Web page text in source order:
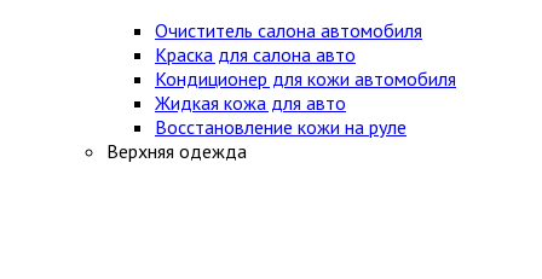
Очиститель салона автомобиля
Краска для салона авто
Кондиционер для кожи автомобиля
Жидкая кожа для авто
Восстановление кожи на руле
Верхняя одежда